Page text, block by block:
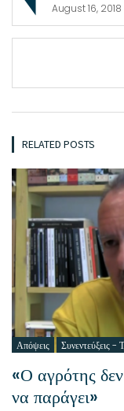
August 16, 2018
RELATED POSTS
Απόψεις Συνεντεύξεις -
«Ο αγρότης δεν
να παράγει»